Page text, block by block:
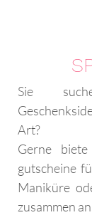
Sie
Art?
Gerne
gutscheine
Maniküre
zusammen